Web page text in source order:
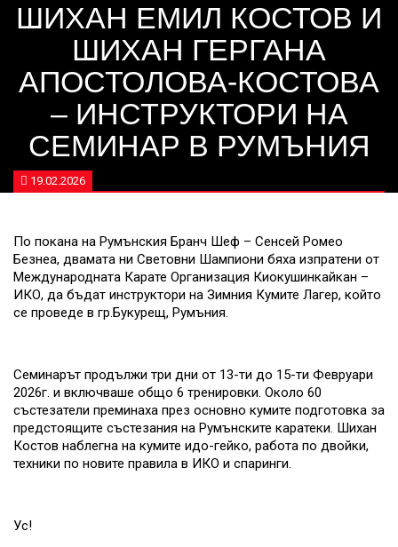
ШИХАН ЕМИЛ КОСТОВ И
ШИХАН ГЕРГАНА
АПОСТОЛОВА-КОСТОВА
– ИНСТРУКТОРИ НА
СЕМИНАР В РУМЪНИЯ
19.02.2026
По покана на Румънския Бранч Шеф – Сенсей Ромео
Безнеа, двамата ни Световни Шампиони бяха изпратени от
Международната Карате Организация Киокушинкайкан –
ИКО, да бъдат инструктори на Зимния Кумите Лагер, който
се проведе в гр.Букурещ, Румъния.
Семинарът продължи три дни от 13-ти до 15-ти Февруари
2026г. и включваше общо 6 тренировки. Около 60
състезатели преминаха през основно кумите подготовка за
предстоящите състезания на Румънските каратеки. Шихан
Костов наблегна на кумите идо-гейко, работа по двойки,
техники по новите правила в ИКО и спаринги.
Ус!